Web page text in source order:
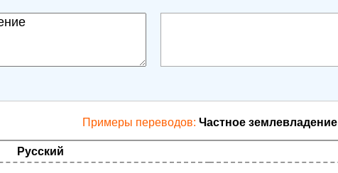
Примеры переводов: Частное землевладение
Русский